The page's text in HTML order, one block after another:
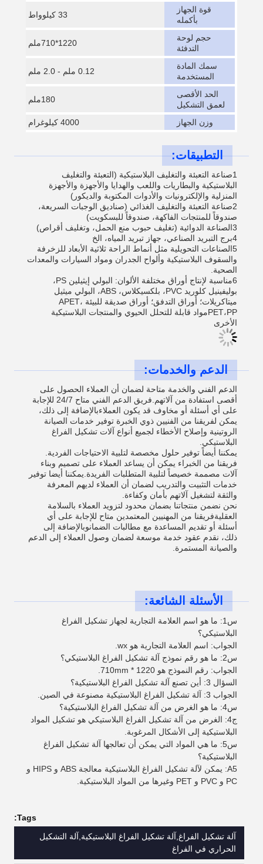
قوة الجهاز
بأكمله
33 كيلوواط
حجم لوحة
التدفئة
1220*710ملم
سمك المادة
المستخدمة
0.12 ملم - 2.0 ملم
الحد الأقصى
لعمق التشكيل
180ملم
وزن الجهاز 4000 كيلوغرام
التطبيقات:
1صناعة التعبئة والتغليف البلاستيكية (التعبئة والتغليف
البلاستيكية والبطاريات واللعب والهدايا والأجهزة والأجهزة
المنزلية والإلكترونيات والأدوات المكتوبة والديكور)
2صناعة التعبئة والتغليف الغذائي (صناديق الوجبات السريعة،
صندوقاً للمنتجات الفاكهة، صندوقاً للبسكويت)
3الصناعة الدوائية (تغليف حبوب منع الحمل، وتغليف أقراص)
4برج التبريد الصناعي، جهاز تبريد المياه، الخ
5الصناعات التحويلية مثل أنماط الراحة ثلاثية الأبعاد للزخرفة
والسقوف البلاستيكية وألواح الجدران ومواد السيارات والمعدات
الصحية.
6مناسبة لإنتاج أوراق مختلفة الألوان: البولي إيثيلين PS،
بوليفينيل كلوريد PVC، بلكسيكلاس، ABS، البولي ميثيل
ميتاكريلات؛ أوراق التدفق؛ أوراق صديقة للبيئة APET،
PET،PPمواد قابلة للتحلل الحيوي والمنتجات البلاستيكية
الأخرى
الدعم والخدمات:
الدعم الفني والخدمة متاحة لضمان أن العملاء الحصول على
أقصى استفادة من آلاتهم.فريق الدعم الفني متاح 24/7 للإجابة
على أي أسئلة أو مخاوف قد يكون العملاءبالإضافة إلى ذلك،
يمكن لفريقنا من الفنيين ذوي الخبرة توفير خدمات الصيانة
الروتينية وإصلاح الأخطاء لجميع أنواع آلات تشكيل الفراغ
البلاستيكي.
يمكننا أيضاً توفير حلول مخصصة لتلبية الاحتياجات الفردية.
فريقنا من الخبراء يمكن أن يساعد العملاء على تصميم وبناء
آلات مصممة خصيصاً لتلبية المتطلبات الفريدة.يمكننا أيضا توفير
خدمات التثبيت والتدريب لضمان أن العملاء لديهم المعرفة
والثقة لتشغيل آلاتهم بأمان وكفاءة.
نحن نضمن منتجاتنا بضمان محدود لتزويد العملاء بالسلامة
العقليةفريقنا من المهنيين المعتمدين متاح للإجابة على أي
أسئلة أو تقديم المساعدة مع مطالبات الضمانوبالإضافة إلى
ذلك، نقدم عقود خدمة موسعة لضمان وصول العملاء إلى الدعم
والصيانة المستمرة.
الأسئلة الشائعة:
س1: ما هو اسم العلامة التجارية لجهاز تشكيل الفراغ
البلاستيكي؟
الجواب: اسم العلامة التجارية هو wx.
س2: ما هو رقم نموذج آلة تشكيل الفراغ البلاستيكي؟
الجواب: رقم النموذج هو 1220 * 710mm.
السؤال 3: أين تصنع آلة تشكيل الفراغ البلاستيكية؟
الجواب 3: آلة تشكيل الفراغ البلاستيكية مصنوعة في الصين.
س4: ما هو الغرض من آلة تشكيل الفراغ البلاستيكية؟
ج4: الغرض من آلة تشكيل الفراغ البلاستيكي هو تشكيل المواد
البلاستيكية إلى الأشكال المرغوبة.
س5: ما هي المواد التي يمكن أن تعالجها آلة تشكيل الفراغ
البلاستيكية؟
A5: يمكن لآلة تشكيل الفراغ البلاستيكية معالجة ABS و HIPS و
PC و PVC و PET وغيرها من المواد البلاستيكية.
Tags:
آلة تشكيل الفراغ,آلة تشكيل الفراغ البلاستيكية,آلة التشكيل
الحراري في الفراغ